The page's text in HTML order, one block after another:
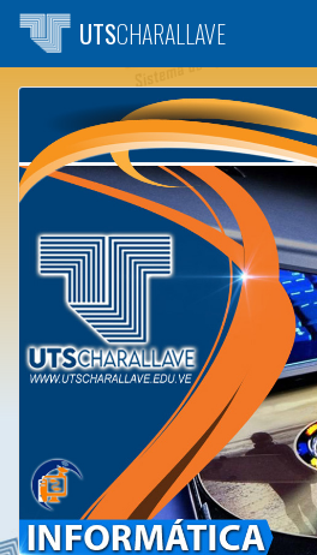
UTSCHARALLAVE